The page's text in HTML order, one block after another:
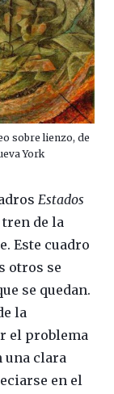
sobre lienzo, de
York
Estados
tren de la
Este cuadro
otros se
se quedan.
la
el problema
una clara
en el